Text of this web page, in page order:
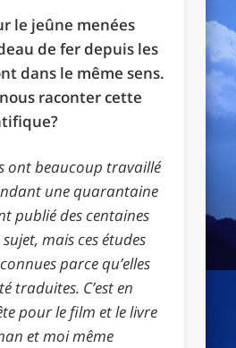
le jeûne menées
de fer depuis les
dans le même sens.
raconter cette
ont beaucoup travaillé
une quarantaine
publié des centaines
sujet, mais ces études
parce qu’elles
traduites. C’est en
pour le film et le livre
et moi même